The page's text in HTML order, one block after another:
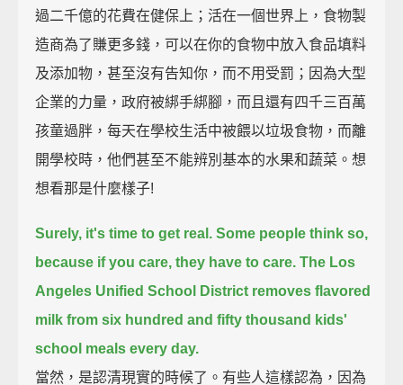
過二千億的花費在健保上；活在一個世界上，食物製
造商為了賺更多錢，可以在你的食物中放入食品填料
及添加物，甚至沒有告知你，而不用受罰；因為大型
企業的力量，政府被綁手綁腳，而且還有四千三百萬
孩童過胖，每天在學校生活中被餵以垃圾食物，而離
開學校時，他們甚至不能辨別基本的水果和蔬菜。想
想看那是什麼樣子!
Surely, it's time to get real. Some people think so,
because if you care, they have to care. The Los
Angeles Unified School District removes flavored
milk from six hundred and fifty thousand kids'
school meals every day.
當然，是認清現實的時候了。有些人這樣認為，因為